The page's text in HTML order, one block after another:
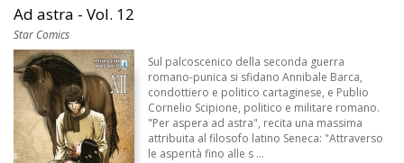
Ad astra - Vol. 12
Star Comics
Sul palcoscenico della seconda guerra
romano-punica si sfidano Annibale Barca,
condottiero e politico cartaginese, e Publio
Cornelio Scipione, politico e militare romano.
"Per aspera ad astra", recita una massima
attribuita al filosofo latino Seneca: "Attraverso
le asperità fino alle s ...